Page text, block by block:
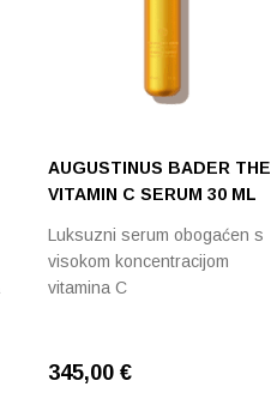
AUGUSTINUS BADER THE
VITAMIN C SERUM 30 ML
Luksuzni serum obogaćen s
visokom koncentracijom
vitamina C
345,00 €